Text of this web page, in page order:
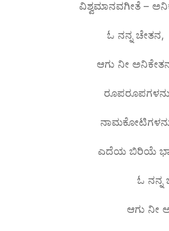
ವಿಶ್ವಮಾನವಗೀತೆ –
ಓ ನನ್ನ ಚೇತನ,
ಆಗು ನೀ
ರೂಪರೂಪಗಳನು
ನಾಮಕೋಟಿಗಳನು
ಎದೆಯ ಬಿರಿಯೆ
ಓ ನನ್ನ
ಆಗು ನೀ